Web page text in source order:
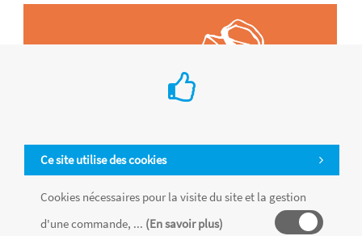
Ce site utilise des cookies
Cookies nécessaires pour la visite du site et la gestion
d'une commande, ... (En savoir plus)